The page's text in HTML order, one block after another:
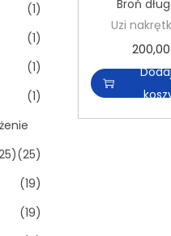
Broń
Uzi
200,00
(1)
(1)
(1)
(1)
(25)
(19)
(19)